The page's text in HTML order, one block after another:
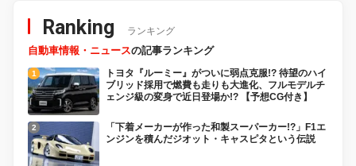
Ranking ランキング
自動車情報・ニュースの記事ランキング
トヨタ『ルーミー』がついに弱点克服!? 待望のハイ
ブリッド採用で燃費も走りも大進化、フルモデルチ
ェンジ級の変身で近日登場か!? 【予想CG付き】
「下着メーカーが作った和製スーパーカー!?」F1エ
ンジンを積んだジオット・キャスピタという伝説